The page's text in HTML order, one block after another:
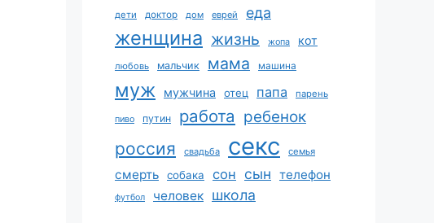
дети доктор дом еврей еда
женщина жизнь жопа кот
любовь мальчик мама машина
муж мужчина отец папа парень
пиво путин работа ребенок
россия свадьба секс семья
смерть собака сон сын телефон
футбол человек школа